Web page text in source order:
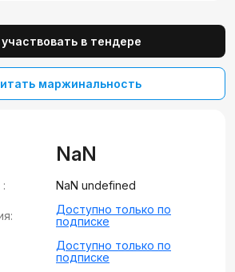
в тендере
маржинальность
NaN
NaN undefined
Доступно только по
подписке
Доступно только по
подписке